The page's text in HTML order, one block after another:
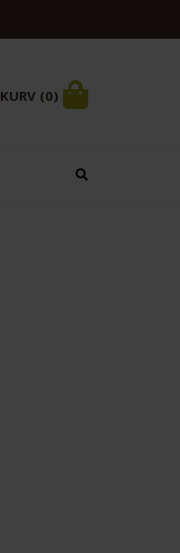
KURV (0)